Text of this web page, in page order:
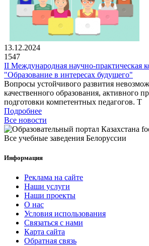
13.12.2024
1547
II Международная научно-практическая
"Образование в интересах будущего"
Вопросы устойчивого развития
качественного образования, активного
подготовки компетентных педагогов. Т
Подробнее
Все новости
Все учебные заведения Белоруссии
Информация
Реклама на сайте
Наши услуги
Наши проекты
О нас
Условия использования
Связаться с нами
Карта сайта
Обратная связь